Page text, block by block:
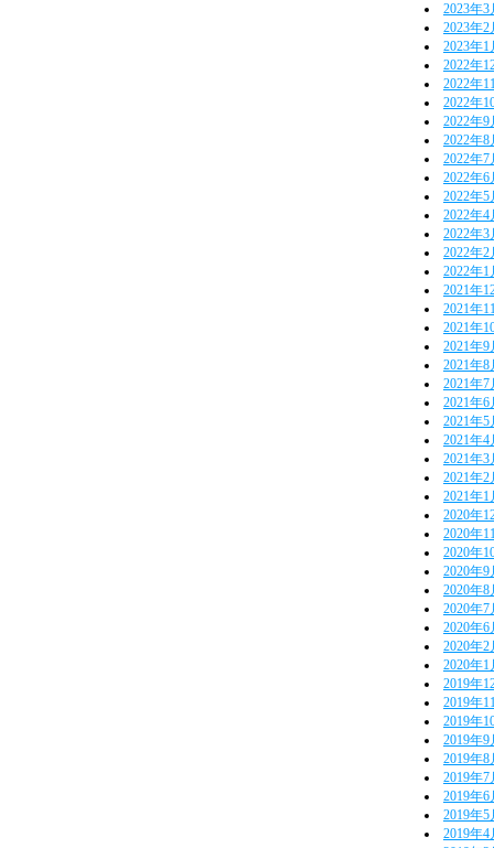
2023年3
2023年2
2023年1
2022年
2022年
2022年
2022年9
2022年8
2022年7
2022年6
2022年5
2022年4
2022年3
2022年2
2022年1
2021年
2021年
2021年
2021年9
2021年8
2021年7
2021年6
2021年5
2021年4
2021年3
2021年2
2021年1
2020年
2020年
2020年
2020年9
2020年8
2020年7
2020年6
2020年2
2020年1
2019年
2019年
2019年
2019年9
2019年8
2019年7
2019年6
2019年5
2019年4